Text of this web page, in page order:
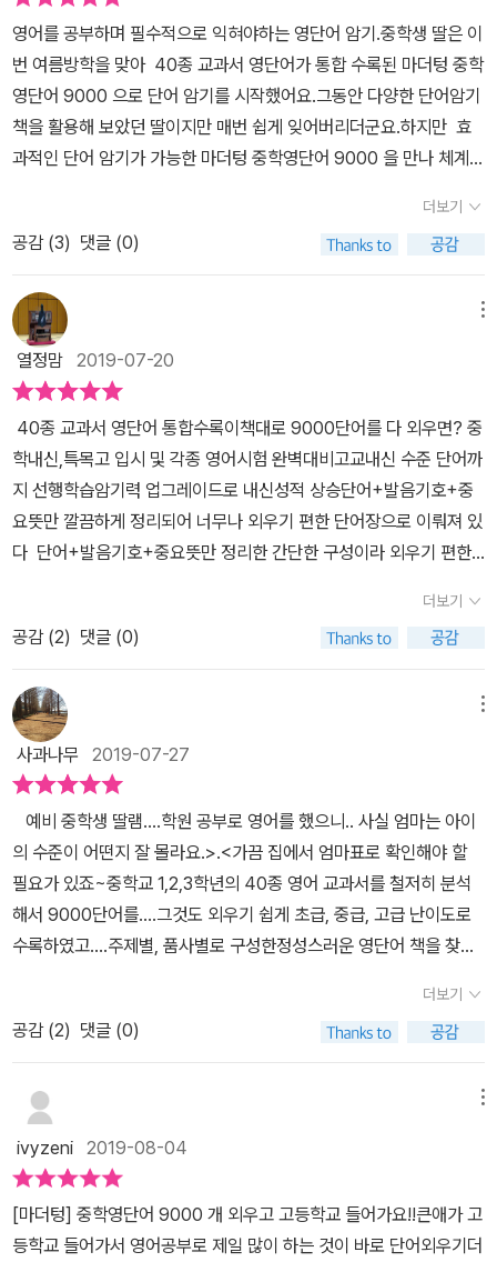
월하게 진행해 볼 수 있었습니다.QR코드로 영단어를 들려주고 우리
말 뜻을 함께 알려주고 있어서 스펠링 테스트로 활용해 볼 수 있었습
니다.​​분야별로 정리 되어 있어서 연관지어 단어 암기를 해 볼 수 있었
고뜻이 나오는 부분에 그림들도 있어서 정확하게 무엇을 뜻하는지 구
분하며 학습해 볼 수 있었습니다.​117개의 단어를 학습한 후 확인문제
를 풀어볼 수 있는데요딱 보면 정답을 알 수 잇는 거저먹는 연습문제
로반복학습 효과도 있고 딱 보면 정답을 아니까 자신감도 성취감도함
께 이어갈 수 있어서 좋았습니다.그리고 정답은 오른쪽 페이지 아래
이는 매일매일 50개의 단어 암기는 좀 무리가 있어서 아이가 스스로
갯수를 정해서 암기하고노트에 테스트 해 보았습니다.​​분량이 너무 많
으면 빨리 지치기도 하지만 스케줄표를 스스로 아이의 능력에 맞게
조절하며여러번 반복하며 학습할 수 있었습니다.편리하게 QR코드로
단어 발음 확인도 하고 우리말 뜻도 바로 들려주기도 해서다양하게
활용해 볼 수 있었고단어뿐만 아니라 구 표현도 있어서 유용하게 활
용하며 암기해 볼 수 있었습니다.발음기호도 바로 아래 나와 있고 Q
R코드로 들으면서 발음 기호 보면서 발음을 익히며 단어들을 암기해
볼 수 있었습니다.그림들도 함께 나와 있어서 뜻을 정확히 하는데 한
있으니지치지 않고 꾸준히 학습하는데 많은 도움이 되었답니다.포기
하지 않고 끊임없는 반복으로 단어암기하는데 유익하답니다^^도서를
제공받아 직접 사용한 후 솔직하게 작성된 후기입니다.
영어를 공부하며 필수적으로 익혀야하는 영단어 암기.중학생 딸은 이
번 여름방학을 맞아 40종 교과서 영단어가 통합 수록된 마더텅 중학
영단어 9000 으로 단어 암기를 시작했어요.그동안 다양한 단어암기
책을 활용해 보았던 딸이지만 매번 쉽게 잊어버리더군요.하지만 효
과적인 단어 암기가 가능한 마더텅 중학영단어 9000 을 만나 체계적
고 있답니다. ​마더텅 중학영단어 9000 은 중학내신, 외고, 과고, 자
사고, 국제고, 토익, 토플, 텝스 시험대비는 물론고교내신 수준의 단어
까지 선행학습 할 수 있어요.책 표지에 나와있는 마더텅 중학영단어
9000 만의 특징으로더욱 자신있게 영단어 암기를 시작 할수 있겠어
요. ​ 마더텅 중학영단어 9000 에는 총 9000 개의 단어가 실려있어
요.이 많은 단어를 언제 어떻게 다 외울지 막막할수 있는데요.책에 실
려 있는 효과적인 단어 학습법에 따라 공부한다면 체계적인 단어 암
기가 가능하답니다.마더텅 중학영단어 9000 은 하루 30분, 50개의
단어를 암기하며 180 일 완성을 목표로 꾸준히암기 할 수 있도록 구
성이 되어 있어요.먼저 30분 동안 내가 몇 개의 단어를 암기할 수 있
는지 스스로 체크한 후 일일 목표량을 정해요.하루에 20~30개 정도
암기 할 수 있는 경우, STEP1 에 따라 차근차근 공부하며하루에 40
~50 개 라면 STEP2 로 암기 시작을 하면 좋답니다.STEP1 혹은
STEP2로 자신에게 맞는 목표를 정해 총 9000 단어를 암기하며 어
교 1,2,3 학년 주요 교과서에 수록된 필수 단어들이모두 수록되어 있
어요.예비중학생이 외워야 할 기초영단어부터 초급, 중급, 고급의 난
이도별 순서로명사, 대명사, 동사, 형용사, 부사, 전치사, 접속사, 감탄
사의 품사별 구성으로 공부할수 있는데요.원어민 음성의 초급,중급,
고급 MP3 제공으로 단어의 정확한 발음도 들을수 있답니다. 마더텅
중학영단어 9000 한 권이면 필수 영단어를 완벽하게 익힐수 있겠네
요. '예비 중학생이 꼭 외워야 할 기초 영단어' 는 교육부 지정 초등
필수 영단어 855개로 이루어져있어요. 암기진도표로 계획한 단어 수
량, 실제 암기 단어 수량, 복습 체크를 하면서 17일 학습을 진행하면
초영단어들로 부담없이 암기할수 있어요중학생인 딸에겐 약간 쉬운
단어들이지만 초등때 배운 단어들을 다시 복습하며한 번씩 훓어보기
에 좋았답니다. 2980개의 단어를 익힐수 있는 '초급 ' 편을 시작해보
았어요각 파트마다 나오는 암기진도표를 활용해 체계적인 단어 암기
학습을 할 수 있는데요.초급은 하루 50단어씩 60일 완성을 목표
로 꾸준히 공부하면 된답니다. 4페이지의 단어 학습과 2페이지의 확
인문제 풀이로 단어들을 꼼꼼하게 익히며 머릿속에 확실히 기억할수
있어요.영단어와 한글뜻, 발음 기호가 깔끔하게 정리되어 있어 단어
암기도 한결 수월하게 할 수 있었어요. 단어를 익힌 후 곧바로 풀어보
더보기
공감 (3) 댓글 (0)
열정맘 2019-07-20
40종 교과서 영단어 통합수록이책대로 9000단어를 다 외우면? 중
학내신,특목고 입시 및 각종 영어시험 완벽대비고교내신 수준 단어까
지 선행학습암기력 업그레이드로 내신성적 상승단어+발음기호+중
요뜻만 깔끔하게 정리되어 너무나 외우기 편한 단어장으로 이뤄져 있
다 단어+발음기호+중요뜻만 정리한 간단한 구성이라 외우기 편한
00단어 6개월 안에 암기 끝내는 비법 전수 하루에 50단어씩 외우면
6개월이면 끝난다 초,중,고급으로 이뤄진 명사부터 감탄사까지 기초
영단어 암기진도표를 가지고 6개월에 도전해 보려 한다 초,중,고급에
들어가기전 예비 중학생이 외워야 할 기초영단어 암기진도표 855단
어르를 일단 먼저 시작해봐야겠다 예비 중학생이 외워야할 기초영단
어 855이미 알고는 있지만 기초영단어 다시 한번 더 점검해 본다초
급암기로 넘어간다 초급암기는 2980단어로 끝낼 수 있다 영단어공
부후 바로 확인문제로 들어 간다 딱 보면 정답을 알 수 있는 거저 먹는
연습 문제 이렇게 쉬워서 공부가 될까 싶겠지만 직접 교재를 활용해
보면 확인할 수 있다현재 아이는 확인문제에서 체크를 해보고 틀린
단어를 알고 다시 돌아가 공부를 하고 있다아이만의 공부인듯하다여
기에서 61번 문제는 모르고 그냥 넘어간듯하다 워낙 많은 단어들이
있다보니 정신 바짝 안 차리면 다른 문제로 넘어가버린다 많은 단어
를 공부하고 문제를 풀어나가려니 글자가 촘촘해 정신을 바짝 차려야
990단어 누구나 도전해 볼 만한 영단어인듯하다 단어+발음기호+중
요뜻 모두 깔끔하게 정리가되어 있어 쉽게 도전할 수 있다초등필수
어휘 855개 체크리스트도 제공하고 있으니 예비 중학생에게도 많은
도움이 될 것이다 교재가 얇다보니 잘못하면 찢어지는 경향이 있어
조금 아쉽다 영단어를 공부하려면 계속적으로 만지게 되고 뒤지게 되
더보기
공감 (2) 댓글 (0)
사과나무 2019-07-27
예비 중학생 딸램....학원 공부로 영어를 했으니.. 사실 엄마는 아이
의 수준이 어떤지 잘 몰라요.>.<가끔 집에서 엄마표로 확인해야 할
필요가 있죠~중학교 1,2,3학년의 40종 영어 교과서를 철저히 분석
해서 9000단어를....그것도 외우기 쉽게 초급, 중급, 고급 난이도로
수록하였고....주제별, 품사별로 구성한정성스러운 영단어 책을 찾았
기초영단어 855를 수록해두었어요.처음 2페이지에서 3개의 단어를
모른다고 나왔네요.기초단어니까 이렇게 하나하나 체크해서 정리한
뒤에 익히고 넘어가야겠죠? 이 암기진도표를 이용하면 계획적으로
목표를 실천하기 쉽겠죠?하루에 50개씩 외우면 6개월만에 9000단
어가 끝난답니다. 쉽지는 않겠죠...하지만... 초급부터 차근차근 습관
을 들이면 나중엔 어렵지 않게 공부습관이 잡히리라 믿어요.곳곳에
귀여운 강아지, 고양이 사진이 있어서....이 단어책으로 공부할 맛이
나겠더라고요.그리고 QR코드로 원어민 성우가 녹음한영어발음을 따
라 익힐 수 있어요. 학습한 단어를 한번도 반복시켜주는 것이 이 책
더보기
공감 (2) 댓글 (0)
ivyzeni 2019-08-04
[마더텅] 중학영단어 9000 개 외우고 고등학교 들어가요!!큰애가 고
등학교 들어가서 영어공부로 제일 많이 하는 것이 바로 단어외우기더